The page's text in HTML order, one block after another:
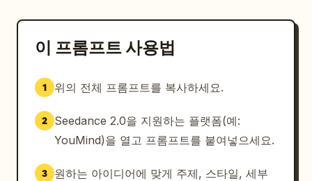
— 카메라 플래시 효과
— 카메라와 눈을 맞추는 클로즈업
— 빠른 스냅 줌 전환
가 들립니다.
[00:10-00:12]
베르사유 정원 시네마틱 시퀀스. 황금빛 햇살이 장면을
동안 드론이 거대하게 뒤로 빠집니다. 드레스와 머리카
이 프롬프트 사용법
1 위의 전체 프롬프트를 복사하세요.
2
Seedance 2.0을 지원하는 플랫폼(예:
YouMind)을 열고 프롬프트를 붙여넣으세요.
3
원하는 아이디어에 맞게 주제, 스타일, 세부